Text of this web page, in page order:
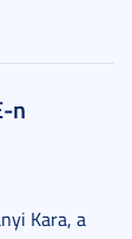
n
Kara, a